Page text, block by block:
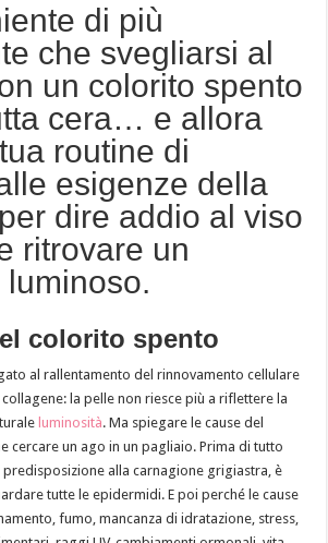
di
pelle
il
suo
illuminante
di più
che svegliarsi al
un colorito spento
cera… e allora
routine di
esigenze della
dire addio al viso
ritrovare un
colorito spento
al rallentamento del rinnovamento cellulare
la pelle non riesce più a riflettere la
luminosità. Ma spiegare le cause del
cercare un ago in un pagliaio. Prima di tutto
predisposizione alla carnagione grigiastra, è
tutte le epidermidi. E poi perché le cause
fumo, mancanza di idratazione, stress,